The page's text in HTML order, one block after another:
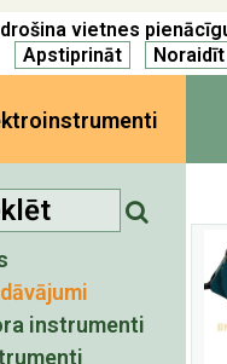
vietnes
instrumenti